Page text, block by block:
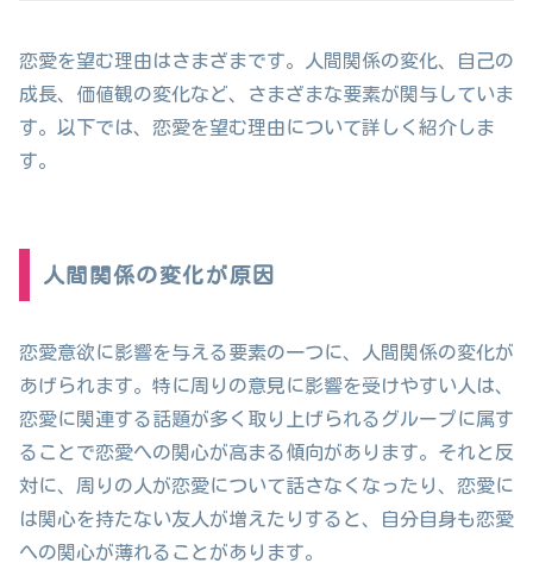
恋愛を望む理由はさまざまです。人間関係の変化、自己の
成長、価値観の変化など、さまざまな要素が関与していま
す。以下では、恋愛を望む理由について詳しく紹介しま
す。
人間関係の変化が原因
恋愛意欲に影響を与える要素の一つに、人間関係の変化が
あげられます。特に周りの意見に影響を受けやすい人は、
恋愛に関連する話題が多く取り上げられるグループに属す
ることで恋愛への関心が高まる傾向があります。それと反
対に、周りの人が恋愛について話さなくなったり、恋愛に
は関心を持たない友人が増えたりすると、自分自身も恋愛
への関心が薄れることがあります。